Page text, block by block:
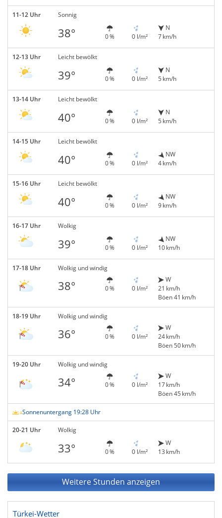
11-12 Uhr Sonnig
38° 0 % 0 l/m²
N
7 km/h
12-13 Uhr Leicht bewölkt
39° 0 % 0 l/m²
N
5 km/h
13-14 Uhr Leicht bewölkt
40° 0 % 0 l/m²
N
5 km/h
14-15 Uhr Leicht bewölkt
40° 0 % 0 l/m²
NW
4 km/h
15-16 Uhr Leicht bewölkt
40° 0 % 0 l/m²
NW
9 km/h
16-17 Uhr Wolkig
39° 0 % 0 l/m²
NW
10 km/h
17-18 Uhr Wolkig und windig
38° 0 % 0 l/m²
W
21 km/h
Böen 41 km/h
18-19 Uhr Wolkig und windig
36° 0 % 0 l/m²
W
24 km/h
Böen 50 km/h
19-20 Uhr Wolkig und windig
34° 0 % 0 l/m²
W
17 km/h
Böen 45 km/h
Sonnenuntergang 19:28 Uhr
20-21 Uhr Wolkig
33° 0 % 0 l/m²
W
13 km/h
Weitere Stunden anzeigen
Türkei-Wetter